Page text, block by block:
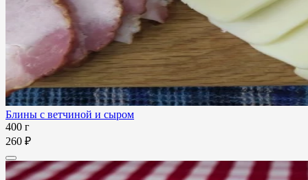
Блины с ветчиной и сыром
400 г
260 ₽